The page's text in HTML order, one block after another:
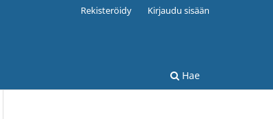
Hae
Rekisteröidy Kirjaudu sisään